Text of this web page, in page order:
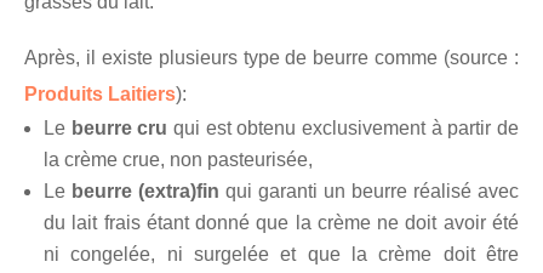
Après, il existe plusieurs type de beurre comme (source :
Produits Laitiers):
Le beurre cru qui est obtenu exclusivement à partir de
la crème crue, non pasteurisée,
Le beurre (extra)fin qui garanti un beurre réalisé avec
du lait frais étant donné que la crème ne doit avoir été
ni congelée, ni surgelée et que la crème doit être